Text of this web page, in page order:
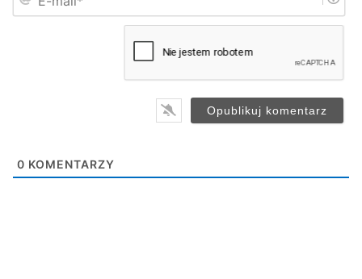
m
0 KOMENTARZY